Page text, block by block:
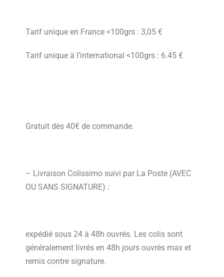
Tarif unique en France <100grs : 3,05 €
Tarif unique à l’international <100grs : 6.45 €
Gratuit dès 40€ de commande.
– Livraison Colissimo suivi par La Poste (AVEC
OU SANS SIGNATURE) :
expédié sous 24 à 48h ouvrés. Les colis sont
généralement livrés en 48h jours ouvrés max et
remis contre signature.